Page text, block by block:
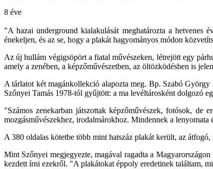
8 éve
"A hazai underground kialakulását meghatározta a
énekeljen, és az se, hogy a plakát hagyományos módon
Az új hullám végigsöpört a fiatal művészeken, létrejött egy
amely a zenében, a képzőművészetben, az öltözködésben is
A tárlatot két magánkollekció alapozta meg. Bp. Szabó
Szőnyei Tamás 1978-tól gyűjtött: a ma levéltárosként dolgozó
"Számos zenekarban játszottak képzőművészek, fotósok, de
mozgásművészekhez, irodalmárokhoz. Mindennek a
A 380 oldalas kötetbe több mint hatszáz plakát került, az
Mint Szőnyei megjegyezte, magával ragadta a
kezdett írni ezekről. "A plakátokat éppoly eredetinek találtam,